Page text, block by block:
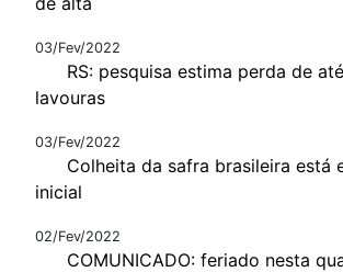
03/Fev/2022
RS: pesquisa estima perda de
lavouras
03/Fev/2022
Colheita da safra brasileira está
inicial
02/Fev/2022
COMUNICADO: feriado nesta